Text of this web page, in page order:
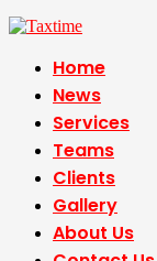
Home
News
Services
Teams
Clients
Gallery
About Us